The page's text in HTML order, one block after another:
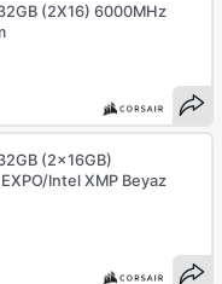
(2X16) 6000MHz
(2x16GB)
Intel XMP Beyaz